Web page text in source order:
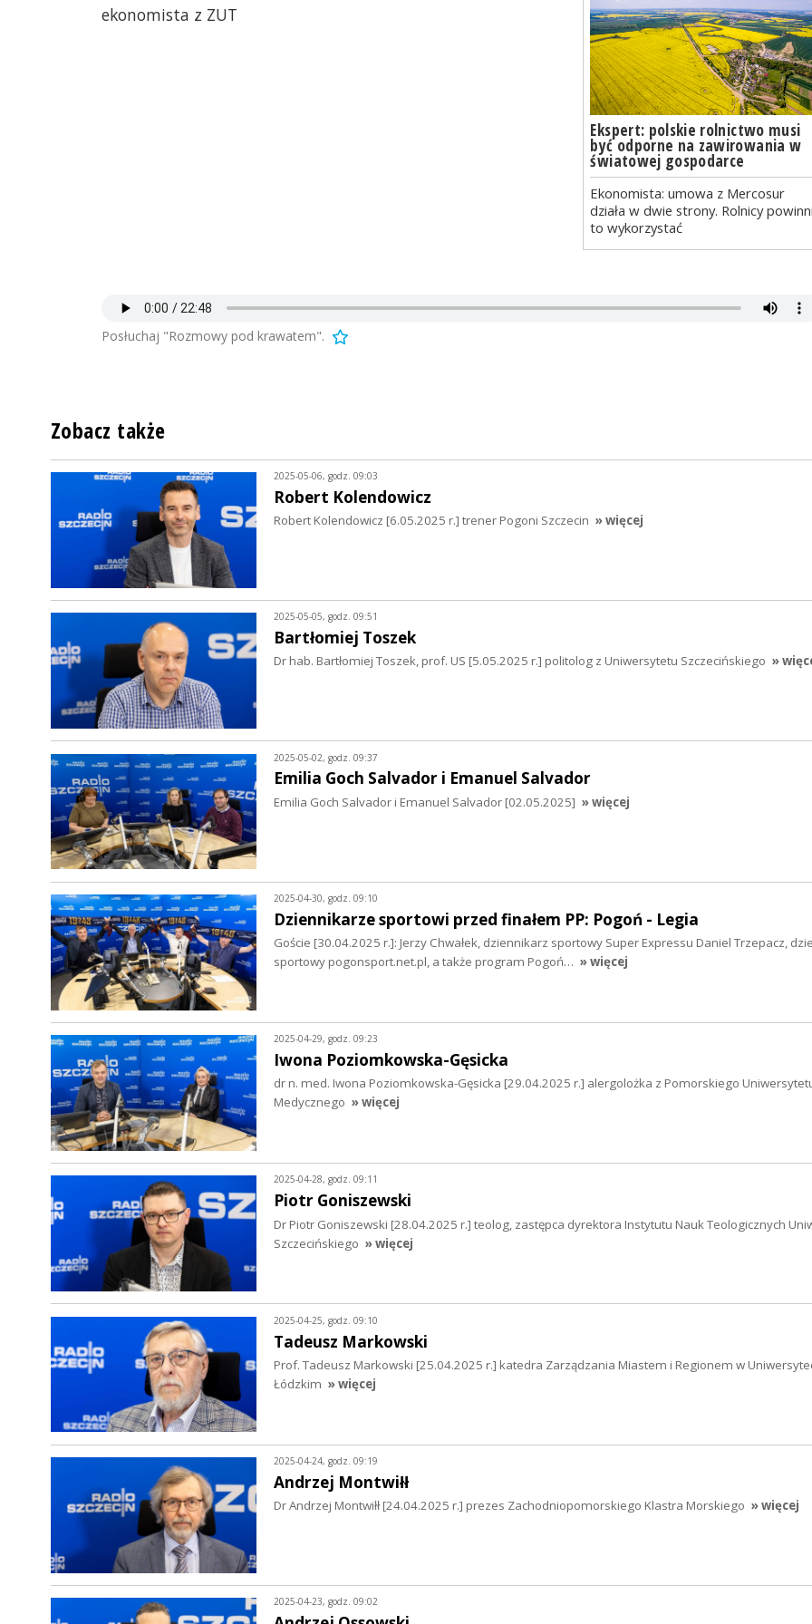
Ekspert: polskie rolnictwo musi
być odporne na zawirowania w
światowej gospodarce
Ekonomista: umowa z Mercosur
działa w dwie strony. Rolnicy
to wykorzystać
ekonomista z ZUT
Posłuchaj "Rozmowy pod krawatem".
Zobacz także
2025-05-06, godz. 09:03
Robert Kolendowicz
Robert Kolendowicz [6.05.2025 r.] trener Pogoni Szczecin » więcej
2025-05-05, godz. 09:51
Bartłomiej Toszek
Dr hab. Bartłomiej Toszek, prof. US [5.05.2025 r.] politolog z Uniwersytetu Szczecińskiego »
2025-05-02, godz. 09:37
Emilia Goch Salvador i Emanuel Salvador
Emilia Goch Salvador i Emanuel Salvador [02.05.2025] » więcej
2025-04-30, godz. 09:10
Dziennikarze sportowi przed finałem PP: Pogoń - Legia
Goście [30.04.2025 r.]: Jerzy Chwałek, dziennikarz sportowy Super Expressu Daniel Trzepacz,
sportowy pogonsport.net.pl, a także program Pogoń… » więcej
2025-04-29, godz. 09:23
Iwona Poziomkowska-Gęsicka
dr n. med. Iwona Poziomkowska-Gęsicka [29.04.2025 r.] alergolożka z Pomorskiego
Medycznego » więcej
2025-04-28, godz. 09:11
Piotr Goniszewski
Dr Piotr Goniszewski [28.04.2025 r.] teolog, zastępca dyrektora Instytutu Nauk Teologicznych
Szczecińskiego » więcej
2025-04-25, godz. 09:10
Tadeusz Markowski
Prof. Tadeusz Markowski [25.04.2025 r.] katedra Zarządzania Miastem i Regionem w
Łódzkim » więcej
2025-04-24, godz. 09:19
Andrzej Montwiłł
Dr Andrzej Montwiłł [24.04.2025 r.] prezes Zachodniopomorskiego Klastra Morskiego » więcej
2025-04-23, godz. 09:02